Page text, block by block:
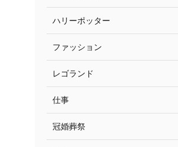
ハリーポッター
ファッション
レゴランド
仕事
冠婚葬祭